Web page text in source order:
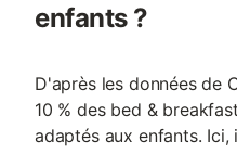
enfants ?
D'après les données de
10 % des bed &
adaptés aux enfants.